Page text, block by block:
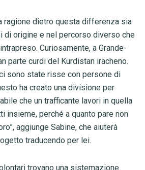
ragione dietro questa differenza sia
di origine e nel percorso diverso che
Curiosamente, a Grande-
parte curdi del Kurdistan iracheno.
sono state risse con persone di
ha creato una divisione per
che un trafficante lavori in quella
insieme, perché a quanto pare non
aggiunge Sabine, che aiuterà
traducendo per lei.
trovano una sistemazione